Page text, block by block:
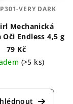
Mechanická
Oči Endless 4,5 g
79 Kč
(>5 ks)
hodnocení
produktu
VERY DARK